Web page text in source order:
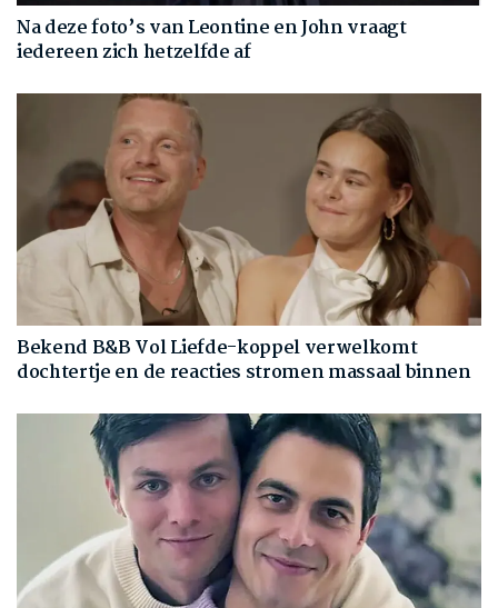
Na deze foto’s van Leontine en John vraagt
iedereen zich hetzelfde af
Bekend B&B Vol Liefde-koppel verwelkomt
dochtertje en de reacties stromen massaal binnen